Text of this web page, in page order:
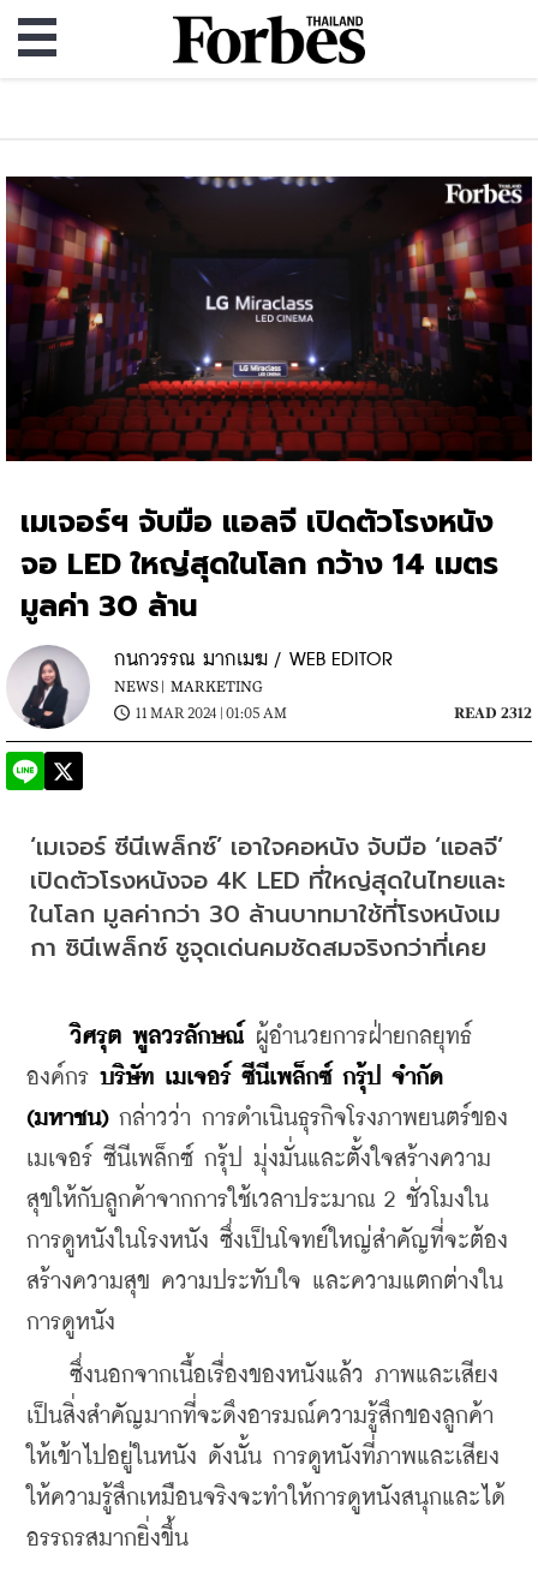
เมเจอร์ฯ จับมือ แอลจี เปิดตัวโรงหนัง
จอ LED ใหญ่สุดในโลก กว้าง 14 เมตร
มูลค่า 30 ล้าน
กนกวรรณ มากเมฆ / WEB EDITOR
NEWS | MARKETING
11 MAR 2024 | 01:05 AM
READ 2312
‘เมเจอร์ ซีนีเพล็กซ์’ เอาใจคอหนัง จับมือ ‘แอลจี’
เปิดตัวโรงหนังจอ 4K LED ที่ใหญ่สุดในไทยและ
ในโลก มูลค่ากว่า 30 ล้านบาทมาใช้ที่โรงหนังเม
กา ซินีเพล็กซ์ ชูจุดเด่นคมชัดสมจริงกว่าที่เคย
วิศรุต พูลวรลักษณ์ ผู้อำนวยการฝ่ายกลยุทธ์
องค์กร บริษัท เมเจอร์ ซีนีเพล็กซ์ กรุ้ป จำกัด
(มหาชน) กล่าวว่า การดำเนินธุรกิจโรงภาพยนตร์ของ
เมเจอร์ ซีนีเพล็กซ์ กรุ้ป มุ่งมั่นและตั้งใจสร้างความ
สุขให้กับลูกค้าจากการใช้เวลาประมาณ 2 ชั่วโมงใน
การดูหนังในโรงหนัง ซึ่งเป็นโจทย์ใหญ่สำคัญที่จะต้อง
สร้างความสุข ความประทับใจ และความแตกต่างใน
การดูหนัง
ซึ่งนอกจากเนื้อเรื่องของหนังแล้ว ภาพและเสียง
เป็นสิ่งสำคัญมากที่จะดึงอารมณ์ความรู้สึกของลูกค้า
ให้เข้าไปอยู่ในหนัง ดังนั้น การดูหนังที่ภาพและเสียง
ให้ความรู้สึกเหมือนจริงจะทำให้การดูหนังสนุกและได้
อรรถรสมากยิ่งขึ้น